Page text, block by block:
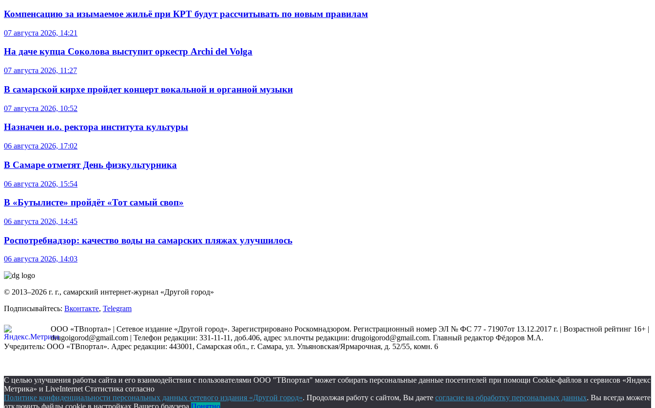
Компенсацию за изымаемое жильё при КРТ будут рассчитывать по новым правилам
07 августа 2026, 14:21
На даче купца Соколова выступит оркестр Archi del Volga
07 августа 2026, 11:27
В самарской кирхе пройдет концерт вокальной и органной музыки
07 августа 2026, 10:52
Назначен и.о. ректора института культуры
06 августа 2026, 17:02
В Самаре отметят День физкультурника
06 августа 2026, 15:54
В «Бутылисте» пройдёт «Тот самый своп»
06 августа 2026, 14:45
Роспотребнадзор: качество воды на самарских пляжах улучшилось
06 августа 2026, 14:03
© 2013–2026 г. г., самарский интернет-журнал «Другой город»
Подписывайтесь: Вконтакте, Telegram
ООО «ТВпортал» | Сетевое издание «Другой город». Зарегистрировано Роскомнадзором. Регистрационный номер ЭЛ № ФС 77 - 71907от 13.12.2017 г. | Возрастной рейтинг 16+ |
drugoigorod@gmail.com | Телефон редакции: 331-11-11, доб.406, адрес эл.почты редакции: drugoigorod@gmail.com. Главный редактор Фёдоров М.А.
Учредитель: ООО «ТВпортал». Адрес редакции: 443001, Самарская обл., г. Самара, ул. Ульяновская/Ярмарочная, д. 52/55, комн. 6
С целью улучшения работы сайта и его взаимодействия с пользователями ООО "ТВпортал" может собирать персональные данные посетителей при помощи Cookie-файлов и сервисов «Яндекс
Метрика» и LiveInternet Статистика согласно
Политике конфиденциальности персональных данных сетевого издания «Другой город». Продолжая работу с сайтом, Вы даете согласие на обработку персональных данных. Вы всегда можете